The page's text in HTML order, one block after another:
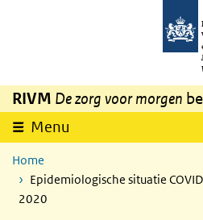
Overslaan en naar de inhoud gaan
RIVM De zorg voor morgen
Menu
Home
Epidemiologische situatie
2020